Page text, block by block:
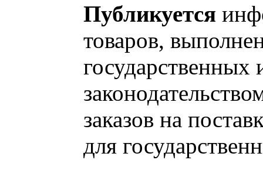
Публикуется
товаров,
заказов на
для